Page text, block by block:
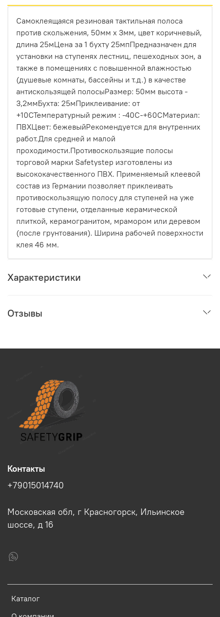
Самоклеящаяся резиновая тактильная полоса
против скольжения, 50мм х 3мм, цвет коричневый,
длина 25мЦена за 1 бухту 25мпПредназначен для
установки на ступенях лестниц, пешеходных зон, а
также в помещениях с повышенной влажностью
(душевые комнаты, бассейны и т.д.) в качестве
антискользящей полосыРазмер: 50мм высота -
3,2ммБухта: 25мПриклеивание: от
+10СТемпературный режим : -40С-+60СМатериал:
ПВХЦвет: бежевыйРекомендуется для внутренних
работ.Для средней и малой
проходимости.Противоскользящие полосы
торговой марки Safetystep изготовлены из
высококачественного ПВХ. Применяемый клеевой
состав из Германии позволяет приклеивать
противоскользящую полосу для ступеней на уже
готовые ступени, отделанные керамической
плиткой, керамогранитом, мрамором или деревом
(после грунтования). Ширина рабочей поверхности
клея 46 мм.
Характеристики
Отзывы
Каталог
Контакты
+79015014740
Московская обл, г Красногорск, Ильинское
шоссе, д 16